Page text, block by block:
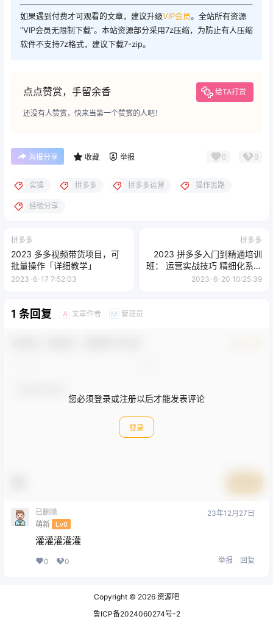
如果遇到付费才可观看的文章，建议升级VIP会员。全站所有资源
“VIP会员无限制下载”。本站资源部分采用7z压缩，为防止有人压缩
软件不支持7z格式，建议下载7-zip。
点点赞赏，手留余香 给TA打赏
还没有人赞赏，快来当第一个赞赏的人吧！
海报分享 收藏 举报 0 0
实操 拼多多 拼多多运营 操作思路
经验分享
拼多多
2023 多多视频带货项目，可
批量操作「详细教学」
2023-6-17 7:52:03
拼多多
2023 拼多多入门到精通培训
班： 运营实战技巧 精细化系列
课带你弯道超车
2023-6-20 10:25:39
1 条回复 A 文章作者 M 管理员
您必须登录或注册以后才能发表评论
登录
已删除
萌新 Lv0
23年12月27日
灌灌灌灌灌
0 0 举报 回复
Copyright © 2026 资源吧
鲁ICP备2024060274号-2